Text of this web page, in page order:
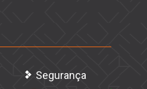
Segurança